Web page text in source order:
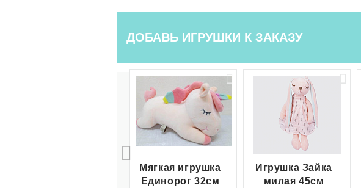
ДОБАВЬ ИГРУШКИ К ЗАКАЗУ
Мягкая игрушка
Единорог 32см
Игрушка Зайка
милая 45см